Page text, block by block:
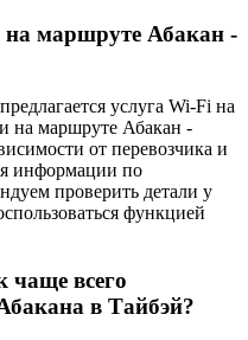
на маршруте Абакан -
услуга Wi-Fi на
на маршруте Абакан -
от перевозчика и
информации по
проверить детали у
функцией
чаще всего
в Тайбэй?